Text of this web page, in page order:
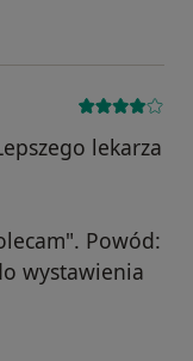
lekarza
Powód:
wystawienia